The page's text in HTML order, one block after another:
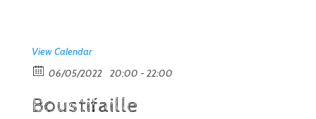
View Calendar
06/05/2022
20:00 - 22:00
Boustifaille